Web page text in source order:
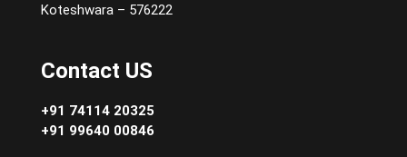
Koteshwara – 576222
Contact US
+91 74114 20325
+91 99640 00846